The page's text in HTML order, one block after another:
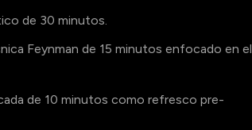
de 30 minutos.
Feynman de 15 minutos enfocado en el
de 10 minutos como refresco pre-